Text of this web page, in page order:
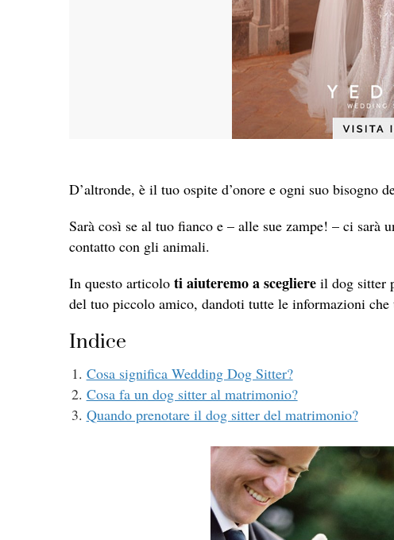
D’altronde, è il tuo ospite d’onore e ogni suo bisogno
Sarà così se al tuo fianco e – alle sue zampe! – ci sarà
contatto con gli animali.
In questo articolo ti aiuteremo a scegliere il dog sitter
del tuo piccolo amico, dandoti tutte le informazioni che
Indice
Cosa significa Wedding Dog Sitter?
Cosa fa un dog sitter al matrimonio?
Quando prenotare il dog sitter del matrimonio?